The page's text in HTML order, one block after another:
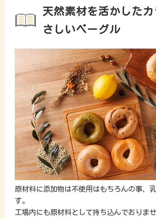
天然素材を活かした
さしいベーグル
原材料に添加物は不使用はもちろんの事、
す。
工場内にも原材料として持ち込んでおりま